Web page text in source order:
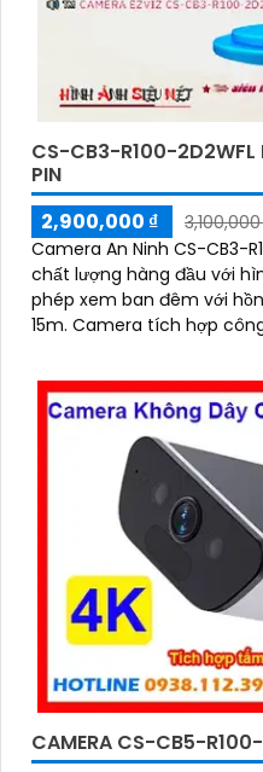
CS-CB3-R100-2D2WFL
PIN
2,900,000 ₫
Camera An Ninh CS-CB3-
chất lượng hàng đầu với
phép xem ban đêm với
15m. Camera tích hợp
CAMERA CS-CB5-